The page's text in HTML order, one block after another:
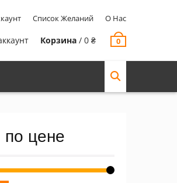
Список Желаний О Нас
Корзина / 0 ₴ 0
по цене